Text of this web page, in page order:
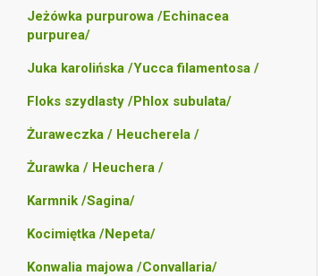
Jeżówka purpurowa /Echinacea
purpurea/
Juka karolińska /Yucca filamentosa /
Floks szydlasty /Phlox subulata/
Żuraweczka / Heucherela /
Żurawka / Heuchera /
Karmnik /Sagina/
Kocimiętka /Nepeta/
Konwalia majowa /Convallaria/